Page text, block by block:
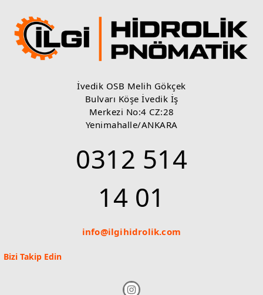
İvedik OSB Melih Gökçek
Bulvarı Köşe İvedik İş
Merkezi No:4 CZ:28
Yenimahalle/ANKARA
0312 514
14 01
info@ilgihidrolik.com
Bizi Takip Edin